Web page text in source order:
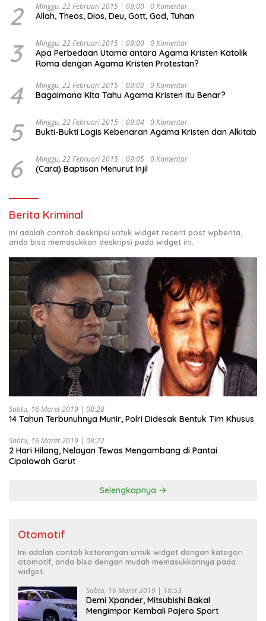
2 Minggu, 22 Februari 2015 | 09:00 0 Komentar
Allah, Theos, Dios, Deu, Gott, God, Tuhan
3 Minggu, 22 Februari 2015 | 09:00 0 Komentar
Apa Perbedaan Utama antara Agama Kristen Katolik
Roma dengan Agama Kristen Protestan?
4 Minggu, 22 Februari 2015 | 09:03 0 Komentar
Bagaimana Kita Tahu Agama Kristen itu Benar?
5 Minggu, 22 Februari 2015 | 09:04 0 Komentar
Bukti-Bukti Logis Kebenaran Agama Kristen dan Alkitab
6 Minggu, 22 Februari 2015 | 09:05 0 Komentar
(Cara) Baptisan Menurut Injil
Berita Kriminal
Ini adalah contoh deskripsi untuk widget recent post wpberita,
anda bisa memasukkan deskripsi pada widget ini.
Sabtu, 16 Maret 2019 | 08:28
14 Tahun Terbunuhnya Munir, Polri Didesak Bentuk Tim Khusus
Sabtu, 16 Maret 2019 | 08:22
2 Hari Hilang, Nelayan Tewas Mengambang di Pantai
Cipalawah Garut
Selengkapnya
Otomotif
Ini adalah contoh keterangan untuk widget dengan kategori
otomotif, anda bisa dengan mudah memasukkannya pada
widget.
Sabtu, 16 Maret 2019 | 10:53
Demi Xpander, Mitsubishi Bakal
Mengimpor Kembali Pajero Sport